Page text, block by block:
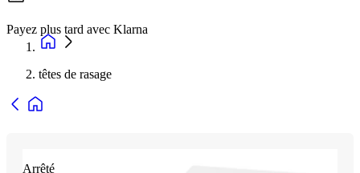
Payez plus tard avec Klarna
têtes de rasage
Arrêté